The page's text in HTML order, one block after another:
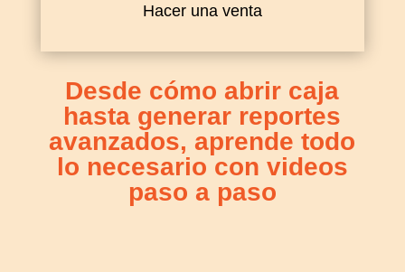
Hacer una venta
Desde cómo abrir caja
hasta generar reportes
avanzados, aprende todo
lo necesario con videos
paso a paso